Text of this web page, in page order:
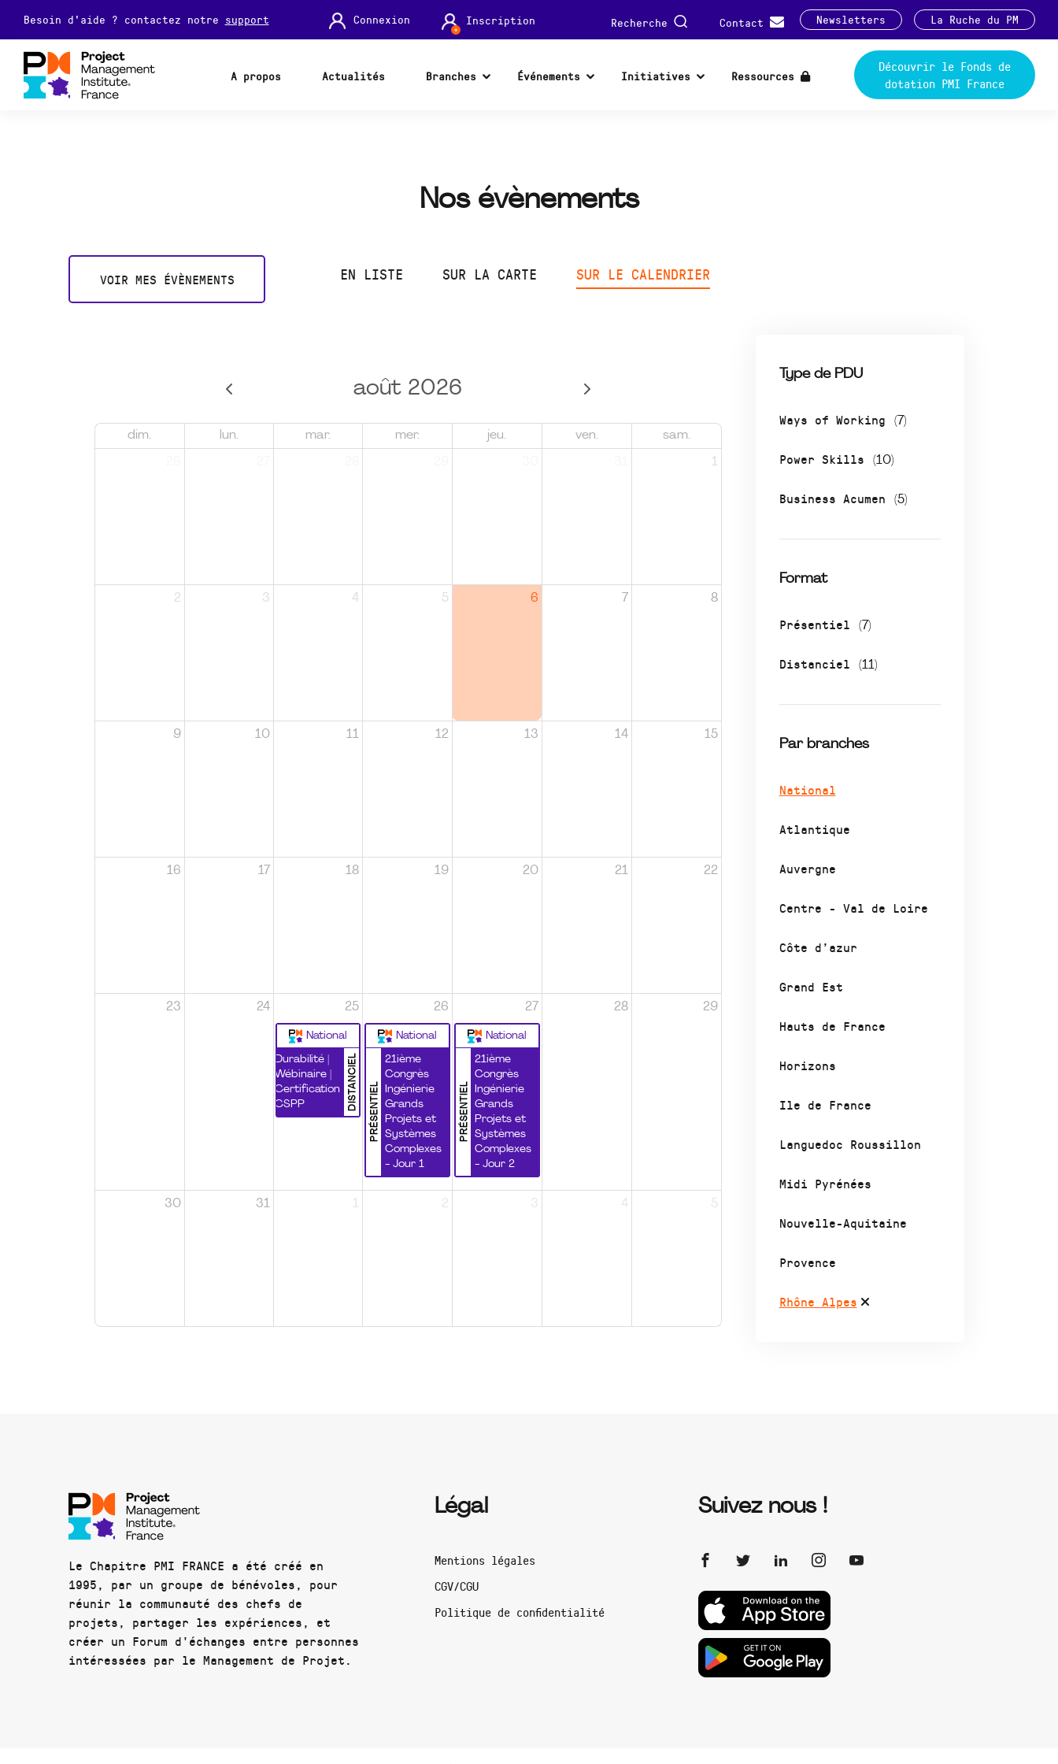
Besoin d'aide ? contactez notre support Connexion Inscription Recherche Contact Newsletters La Ruche du PM
A propos Actualités Branches Événements Initiatives Ressources
Découvrir le Fonds de
dotation PMI France
Nos évènements
VOIR MES ÉVÈNEMENTS EN LISTE SUR LA CARTE SUR LE CALENDRIER
Type de PDU
Ways of Working (7)
Power Skills (10)
Business Acumen (5)
Format
Présentiel (7)
Distanciel (11)
Par branches
National
Atlantique
Auvergne
Centre - Val de Loire
Côte d’azur
Grand Est
Hauts de France
Horizons
Ile de France
Languedoc Roussillon
Midi Pyrénées
Nouvelle-Aquitaine
Provence
Rhône Alpes
août 2026
dim. lun. mar. mer. jeu. ven. sam.
1
2 3 4 5 6 7 8
9 10 11 12 13 14 15
16 17 18 19 20 21 22
23 24 25
National
DISTANCIEL
Durabilité |
Wébinaire |
Certification
CSPP
26
National
PRÉSENTIEL
21ième
Congrès
Ingénierie
Grands
Projets et
Systèmes
Complexes
- Jour 1
27
National
PRÉSENTIEL
21ième
Congrès
Ingénierie
Grands
Projets et
Systèmes
Complexes
- Jour 2
28 29
30 31 1 2 3 4 5
Le Chapitre PMI FRANCE a été créé en
1995, par un groupe de bénévoles, pour
réunir la communauté des chefs de
projets, partager les expériences, et
créer un Forum d'échanges entre personnes
intéressées par le Management de Projet.
Légal
Mentions légales
CGV/CGU
Politique de confidentialité
Suivez nous !